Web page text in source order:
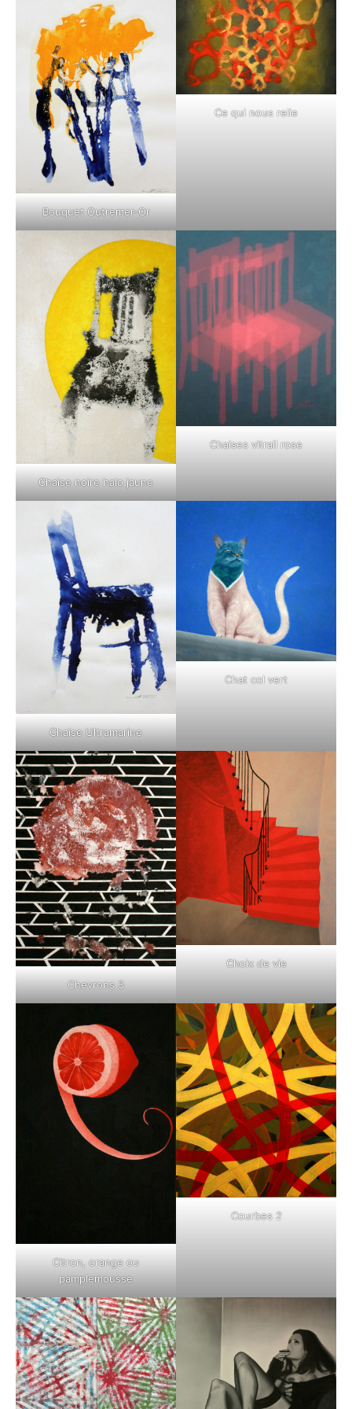
Bouquet Outremer-Or
Ce qui nous relie
Chaise noire halo jaune
Chaises vitrail rose
Chaise Ultramarine
Chat col vert
Chevrons 3
Choix de vie
Citron, orange ou
pamplemousse
Courbes 2